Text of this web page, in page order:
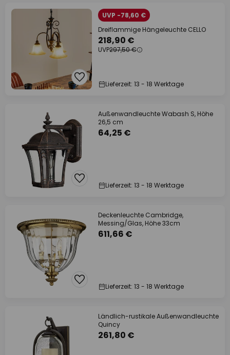
UVP -78,60 €
Dreiflammige Hängeleuchte CELLO
218,90 €
UVP297,50 €
Lieferzeit: 13 - 18 Werktage
Außenwandleuchte Wabash S, Höhe
26,5 cm
64,25 €
Lieferzeit: 13 - 18 Werktage
Deckenleuchte Cambridge,
Messing/Glas, Höhe 33cm
611,66 €
Lieferzeit: 13 - 18 Werktage
Ländlich-rustikale Außenwandleuchte
Quincy
261,80 €